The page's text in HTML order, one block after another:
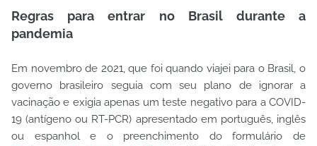
Regras para entrar no Brasil durante a
pandemia
Em novembro de 2021, que foi quando viajei para o Brasil, o
governo brasileiro seguia com seu plano de ignorar a
vacinação e exigia apenas um teste negativo para a COVID-
19 (antígeno ou RT-PCR) apresentado em português, inglês
ou espanhol e o preenchimento do formulário de